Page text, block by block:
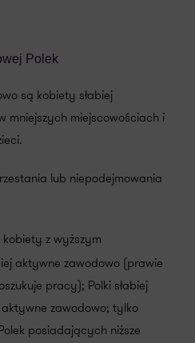
Polek
są kobiety słabiej
mniejszych miejscowościach i
lub niepodejmowania
kobiety z wyższym
aktywne zawodowo (prawie
pracy); Polki słabiej
zawodowo; tylko
posiadających niższe